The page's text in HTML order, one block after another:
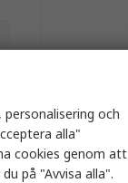
och
alla"
cookies genom att
på "Avvisa alla".